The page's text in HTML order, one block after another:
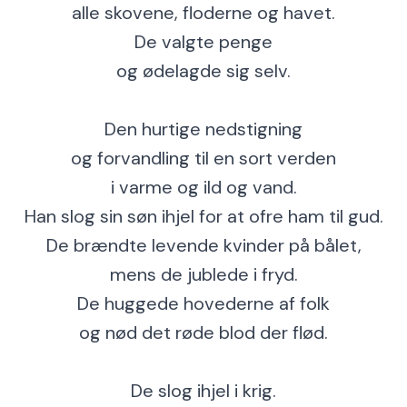
alle skovene, floderne og havet.
De valgte penge
og ødelagde sig selv.
Den hurtige nedstigning
og forvandling til en sort verden
i varme og ild og vand.
Han slog sin søn ihjel for at ofre ham til gud.
De brændte levende kvinder på bålet,
mens de jublede i fryd.
De huggede hovederne af folk
og nød det røde blod der flød.
De slog ihjel i krig.